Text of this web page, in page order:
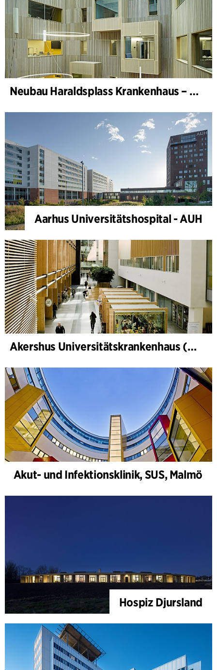
Neubau Haraldsplass Krankenhaus – Bettenstation
Aarhus Universitätshospital - AUH
Akershus Universitätskrankenhaus (Nye Ahus)
Akut- und Infektionsklinik, SUS, Malmö
Hospiz Djursland